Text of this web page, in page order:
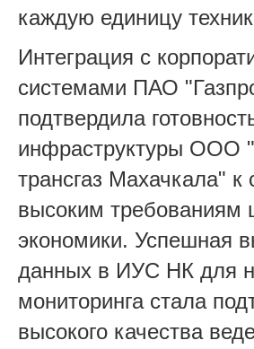
каждую единицу
Интеграция с
системами ПАО
подтвердила
инфраструктуры ООО
трансгаз Махачкала"
высоким требованиям
экономики. Успешная
данных в ИУС НК для
мониторинга стала
высокого качества